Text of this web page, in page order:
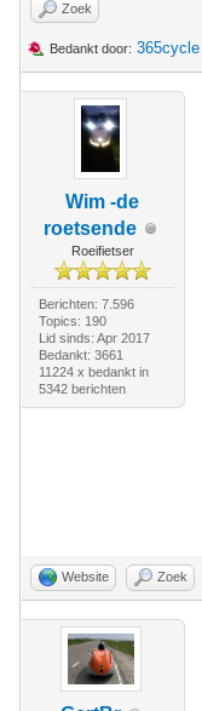
Zoek
Bedankt door: 365cycle
Wim -de
roetsende
Roeifietser
Berichten: 7.596
Topics: 190
Lid sinds: Apr 2017
Bedankt: 3661
11224 x bedankt in
5342 berichten
Website Zoek